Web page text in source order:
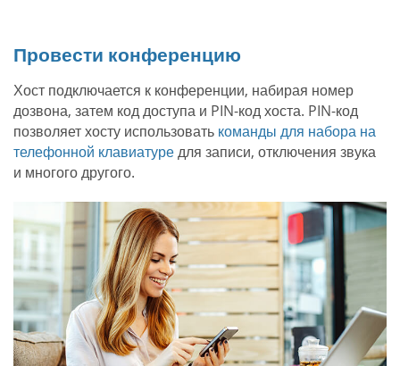
Провести конференцию
Хост подключается к конференции, набирая номер
дозвона, затем код доступа и PIN-код хоста. PIN-код
позволяет хосту использовать команды для набора на
телефонной клавиатуредля записи, отключения звука
и многого другого.